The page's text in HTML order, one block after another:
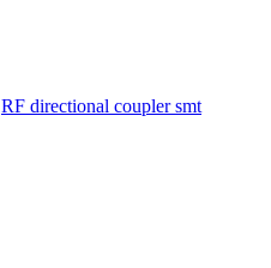
RF directional coupler smt